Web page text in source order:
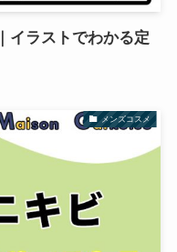
イラストでわかる定
メンズコスメ